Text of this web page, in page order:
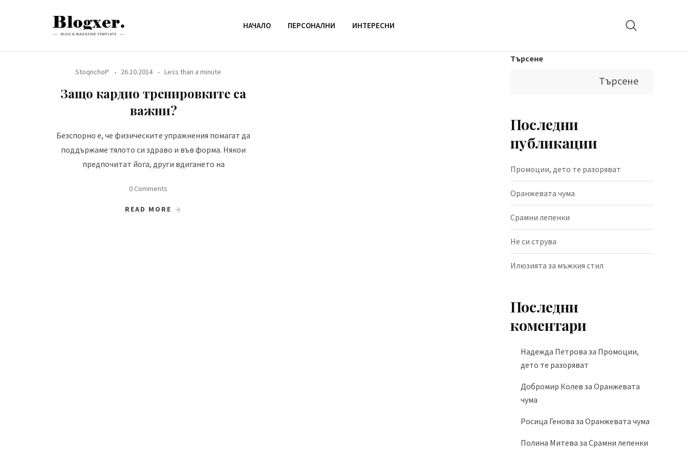
НАЧАЛО ПЕРСОНАЛНИ ИНТЕРЕСНИ
StoqnchoP 26.10.2014 Less than a minute
Защо кардио тренировките са
важни?
Безспорно е, че физическите упражнения помагат да
поддържаме тялото си здраво и във форма. Някои
предпочитат йога, други вдигането на
0 Comments
READ MORE
Търсене
Търсене
Последни
публикации
Промоции, дето те разоряват
Оранжевата чума
Срамни лепенки
Не си струва
Илюзията за мъжкия стил
Последни
коментари
Надежда Петрова за Промоции,
дето те разоряват
Добромир Колев за Оранжевата
чума
Росица Генова за Оранжевата чума
Полина Митева за Срамни лепенки